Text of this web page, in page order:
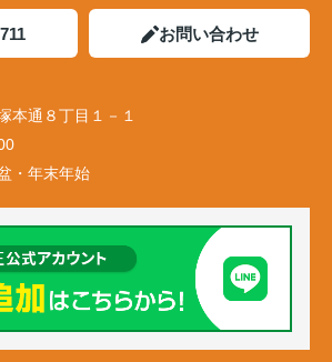
お問い合わせ
本通８丁目１－１
・年末年始